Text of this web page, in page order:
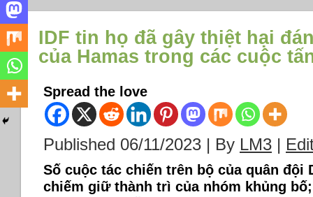
IDF tin họ đã gây thiệt hại
của Hamas trong các cuộc
Spread the love
Published 06/11/2023 | By LM3 |
Số cuộc tác chiến trên bộ của quân đội
chiếm giữ thành trì của nhóm khủng